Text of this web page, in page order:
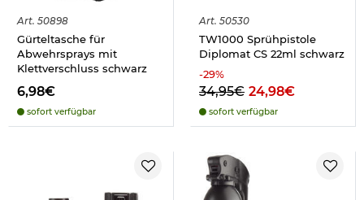
Art. 50898
Gürteltasche für
Abwehrsprays mit
Klettverschluss schwarz
6,98€
sofort verfügbar
Art. 50530
TW1000 Sprühpistole
Diplomat CS 22ml schwarz
-29%
34,95€ 24,98€
sofort verfügbar